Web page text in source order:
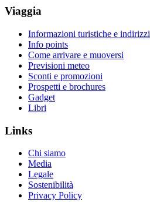
Viaggia
Informazioni turistiche e indirizzi
Info points
Come arrivare e muoversi
Previsioni meteo
Sconti e promozioni
Prospetti e brochures
Gadget
Libri
Links
Chi siamo
Media
Legale
Sostenibilità
Privacy Policy